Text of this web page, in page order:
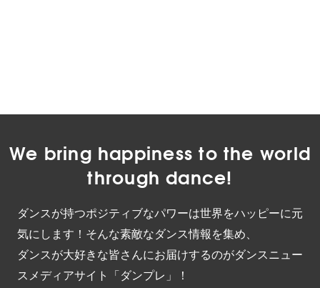
We bring happiness to the world
through dance!
ダンスが持つポジティブなパワーは世界をハッピーに元
気にします！そんな素敵なダンス情報を集め、
ダンスが大好きな皆さんにお届けするのがダンスニュー
スメディアサイト「ダンプレ」！